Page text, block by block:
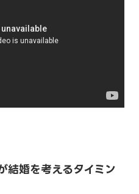
結婚を考えるタイミン